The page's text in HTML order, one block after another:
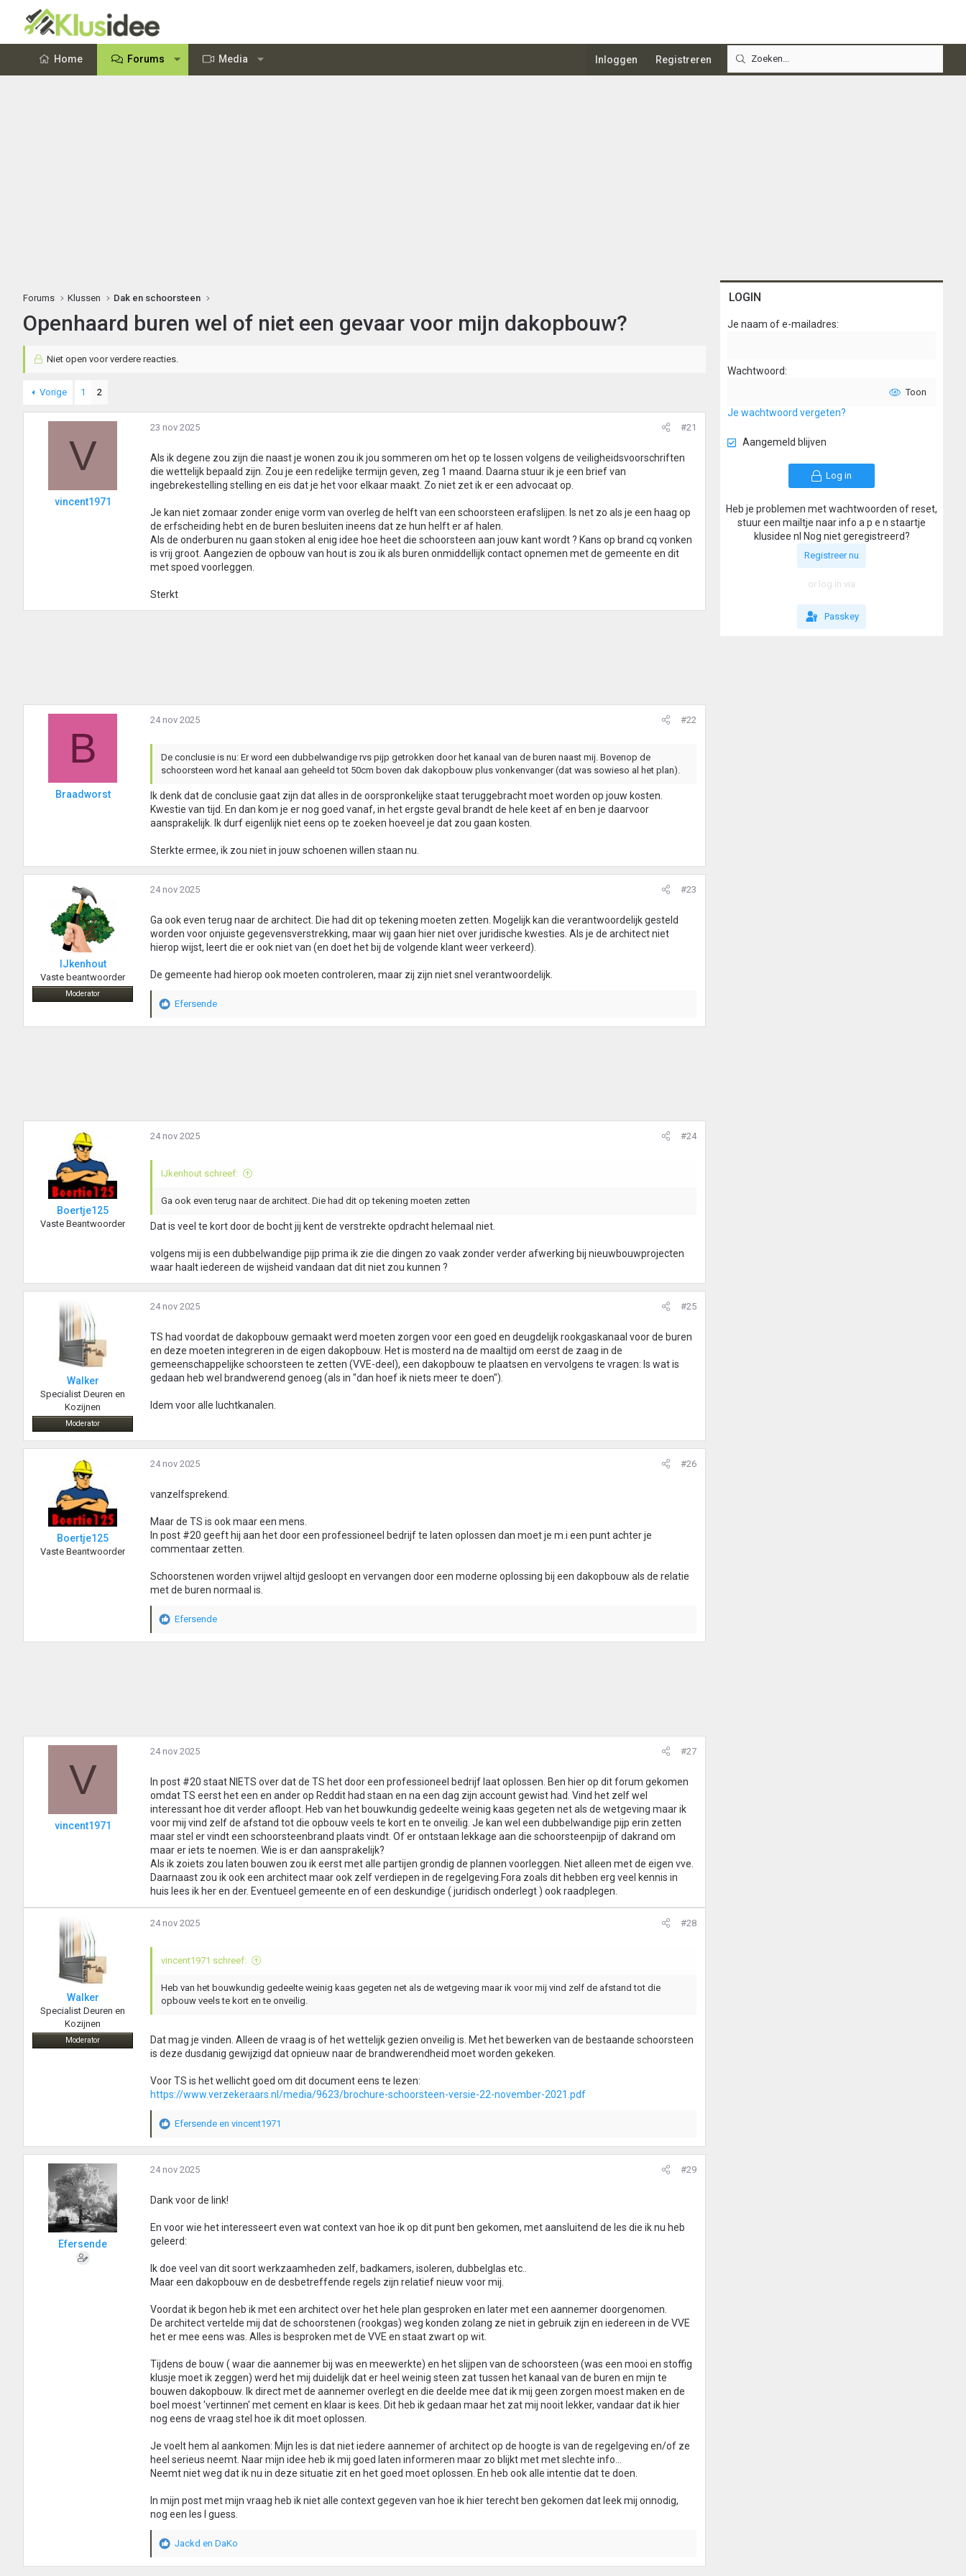
Home Forums Media Inloggen Registreren
Forums Klussen Dak en schoorsteen
Openhaard buren wel of niet een gevaar voor mijn dakopbouw?
Niet open voor verdere reacties.
Vorige 1 2
V
vincent1971
23 nov 2025 #21
Als ik degene zou zijn die naast je wonen zou ik jou sommeren om het op te lossen volgens de veiligheidsvoorschriften
die wettelijk bepaald zijn. Zou je een redelijke termijn geven, zeg 1 maand. Daarna stuur ik je een brief van
ingebrekestelling stelling en eis dat je het voor elkaar maakt. Zo niet zet ik er een advocaat op.
Je kan niet zomaar zonder enige vorm van overleg de helft van een schoorsteen erafslijpen. Is net zo als je een haag op
de erfscheiding hebt en de buren besluiten ineens dat ze hun helft er af halen.
Als de onderburen nu gaan stoken al enig idee hoe heet die schoorsteen aan jouw kant wordt ? Kans op brand cq vonken
is vrij groot. Aangezien de opbouw van hout is zou ik als buren onmiddellijk contact opnemen met de gemeente en dit
met spoed voorleggen.
Sterkt
B
Braadworst
24 nov 2025 #22
De conclusie is nu: Er word een dubbelwandige rvs pijp getrokken door het kanaal van de buren naast mij. Bovenop de
schoorsteen word het kanaal aan geheeld tot 50cm boven dak dakopbouw plus vonkenvanger (dat was sowieso al het plan).
Ik denk dat de conclusie gaat zijn dat alles in de oorspronkelijke staat teruggebracht moet worden op jouw kosten.
Kwestie van tijd. En dan kom je er nog goed vanaf, in het ergste geval brandt de hele keet af en ben je daarvoor
aansprakelijk. Ik durf eigenlijk niet eens op te zoeken hoeveel je dat zou gaan kosten.
Sterkte ermee, ik zou niet in jouw schoenen willen staan nu.
IJkenhout
Vaste beantwoorder
Moderator
24 nov 2025 #23
Ga ook even terug naar de architect. Die had dit op tekening moeten zetten. Mogelijk kan die verantwoordelijk gesteld
worden voor onjuiste gegevensverstrekking, maar wij gaan hier niet over juridische kwesties. Als je de architect niet
hierop wijst, leert die er ook niet van (en doet het bij de volgende klant weer verkeerd).
De gemeente had hierop ook moeten controleren, maar zij zijn niet snel verantwoordelijk.
W
e
Efersende
Boertje125
Vaste Beantwoorder
24 nov 2025 #24
IJkenhout schreef:
Ga ook even terug naar de architect. Die had dit op tekening moeten zetten
Dat is veel te kort door de bocht jij kent de verstrekte opdracht helemaal niet.
volgens mij is een dubbelwandige pijp prima ik zie die dingen zo vaak zonder verder afwerking bij nieuwbouwprojecten
waar haalt iedereen de wijsheid vandaan dat dit niet zou kunnen ?
Walker
Specialist Deuren en
Kozijnen
Moderator
24 nov 2025 #25
TS had voordat de dakopbouw gemaakt werd moeten zorgen voor een goed en deugdelijk rookgaskanaal voor de buren
en deze moeten integreren in de eigen dakopbouw. Het is mosterd na de maaltijd om eerst de zaag in de
gemeenschappelijke schoorsteen te zetten (VVE-deel), een dakopbouw te plaatsen en vervolgens te vragen: Is wat is
gedaan heb wel brandwerend genoeg (als in "dan hoef ik niets meer te doen").
Idem voor alle luchtkanalen.
Boertje125
Vaste Beantwoorder
24 nov 2025 #26
vanzelfsprekend.
Maar de TS is ook maar een mens.
In post #20 geeft hij aan het door een professioneel bedrijf te laten oplossen dan moet je m.i een punt achter je
commentaar zetten.
Schoorstenen worden vrijwel altijd gesloopt en vervangen door een moderne oplossing bij een dakopbouw als de relatie
met de buren normaal is.
W
e
Efersende
V
vincent1971
24 nov 2025 #27
In post #20 staat NIETS over dat de TS het door een professioneel bedrijf laat oplossen. Ben hier op dit forum gekomen
omdat TS eerst het een en ander op Reddit had staan en na een dag zijn account gewist had. Vind het zelf wel
interessant hoe dit verder afloopt. Heb van het bouwkundig gedeelte weinig kaas gegeten net als de wetgeving maar ik
voor mij vind zelf de afstand tot die opbouw veels te kort en te onveilig. Je kan wel een dubbelwandige pijp erin zetten
maar stel er vindt een schoorsteenbrand plaats vindt. Of er ontstaan lekkage aan die schoorsteenpijp of dakrand om
maar er iets te noemen. Wie is er dan aansprakelijk?
Als ik zoiets zou laten bouwen zou ik eerst met alle partijen grondig de plannen voorleggen. Niet alleen met de eigen vve.
Daarnaast zou ik ook een architect maar ook zelf verdiepen in de regelgeving.Fora zoals dit hebben erg veel kennis in
huis lees ik her en der. Eventueel gemeente en of een deskundige ( juridisch onderlegt ) ook raadplegen.
Walker
Specialist Deuren en
Kozijnen
Moderator
24 nov 2025 #28
vincent1971 schreef:
Heb van het bouwkundig gedeelte weinig kaas gegeten net als de wetgeving maar ik voor mij vind zelf de afstand tot die
opbouw veels te kort en te onveilig.
Dat mag je vinden. Alleen de vraag is of het wettelijk gezien onveilig is. Met het bewerken van de bestaande schoorsteen
is deze dusdanig gewijzigd dat opnieuw naar de brandwerendheid moet worden gekeken.
Voor TS is het wellicht goed om dit document eens te lezen:
https://www.verzekeraars.nl/media/9623/brochure-schoorsteen-versie-22-november-2021.pdf
W
a
r
r
n
g
n
:
Efersende en vincent1971
Efersende
24 nov 2025 #29
Dank voor de link!
En voor wie het interesseert even wat context van hoe ik op dit punt ben gekomen, met aansluitend de les die ik nu heb
geleerd:
Ik doe veel van dit soort werkzaamheden zelf, badkamers, isoleren, dubbelglas etc..
Maar een dakopbouw en de desbetreffende regels zijn relatief nieuw voor mij.
Voordat ik begon heb ik met een architect over het hele plan gesproken en later met een aannemer doorgenomen.
De architect vertelde mij dat de schoorstenen (rookgas) weg konden zolang ze niet in gebruik zijn en iedereen in de VVE
het er mee eens was. Alles is besproken met de VVE en staat zwart op wit.
Tijdens de bouw ( waar die aannemer bij was en meewerkte) en het slijpen van de schoorsteen (was een mooi en stoffig
klusje moet ik zeggen) werd het mij duidelijk dat er heel weinig steen zat tussen het kanaal van de buren en mijn te
bouwen dakopbouw. Ik direct met de aannemer overlegt en die deelde mee dat ik mij geen zorgen moest maken en de
boel moest 'vertinnen' met cement en klaar is kees. Dit heb ik gedaan maar het zat mij nooit lekker, vandaar dat ik hier
nog eens de vraag stel hoe ik dit moet oplossen.
Je voelt hem al aankomen: Mijn les is dat niet iedere aannemer of architect op de hoogte is van de regelgeving en/of ze
heel serieus neemt. Naar mijn idee heb ik mij goed laten informeren maar zo blijkt met met slechte info...
Neemt niet weg dat ik nu in deze situatie zit en het goed moet oplossen. En heb ook alle intentie dat te doen.
In mijn post met mijn vraag heb ik niet alle context gegeven van hoe ik hier terecht ben gekomen dat leek mij onnodig,
nog een les I guess.
W
Jackd en DaKo
LOGIN
Je naam of e-mailadres
Wachtwoord
Toon
Je wachtwoord vergeten?
Aangemeld blijven
Log in
Heb je problemen met wachtwoorden of reset,
stuur een mailtje naar info a p e n staartje
klusidee nl Nog niet geregistreerd?
Registreer nu
or log in via
Passkey